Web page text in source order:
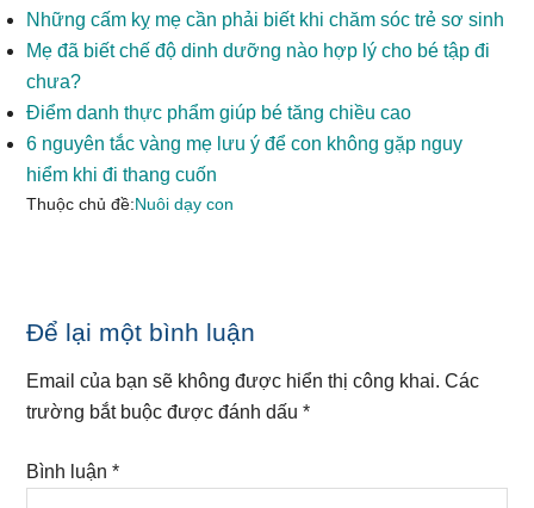
Những cấm kỵ mẹ cần phải biết khi chăm sóc trẻ sơ sinh
Mẹ đã biết chế độ dinh dưỡng nào hợp lý cho bé tập đi
chưa?
Điểm danh thực phẩm giúp bé tăng chiều cao
6 nguyên tắc vàng mẹ lưu ý để con không gặp nguy
hiểm khi đi thang cuốn
Thuộc chủ đề:Nuôi dạy con
Reader
Interactions
Để lại một bình luận
Email của bạn sẽ không được hiển thị công khai. Các
trường bắt buộc được đánh dấu*
Bình luận*